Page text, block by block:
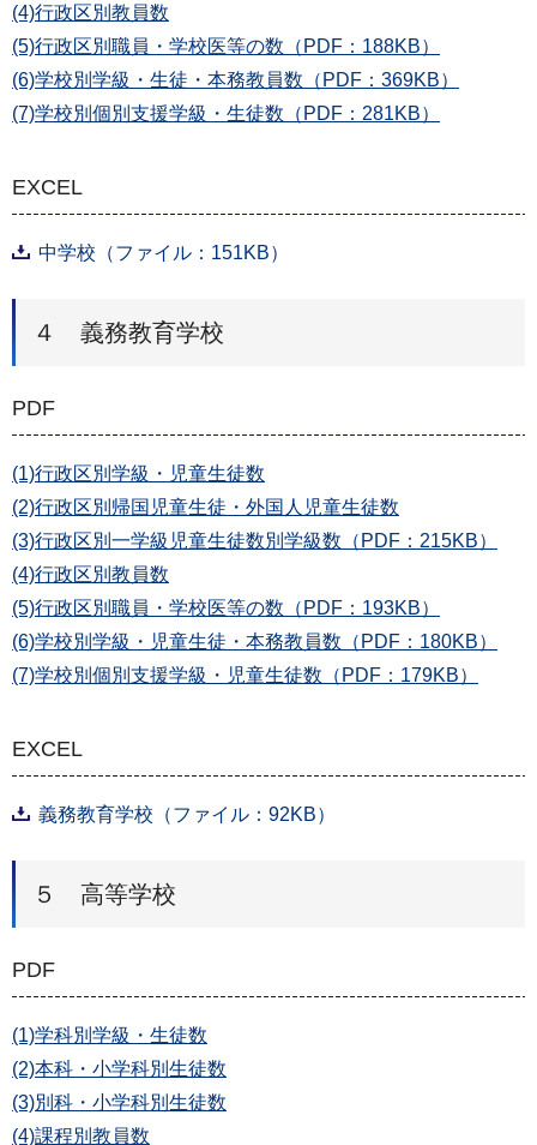
(4)行政区別教員数
(5)行政区別職員・学校医等の数（PDF：188KB）
(6)学校別学級・生徒・本務教員数（PDF：369KB）
(7)学校別個別支援学級・生徒数（PDF：281KB）
EXCEL
中学校（ファイル：151KB）
４ 義務教育学校
PDF
(1)行政区別学級・児童生徒数
(2)行政区別帰国児童生徒・外国人児童生徒数
(3)行政区別一学級児童生徒数別学級数（PDF：215KB）
(4)行政区別教員数
(5)行政区別職員・学校医等の数（PDF：193KB）
(6)学校別学級・児童生徒・本務教員数（PDF：180KB）
(7)学校別個別支援学級・児童生徒数（PDF：179KB）
EXCEL
義務教育学校（ファイル：92KB）
５ 高等学校
PDF
(1)学科別学級・生徒数
(2)本科・小学科別生徒数
(3)別科・小学科別生徒数
(4)課程別教員数